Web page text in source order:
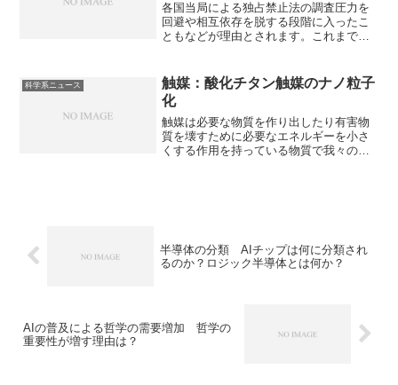
各国当局による独占禁止法の調査圧力を
回避や相互依存を脱する段階に入ったこ
ともなどが理由とされます。これまで独
科学系ニュース
触媒：酸化チタン触媒のナノ粒子
化
触媒は必要な物質を作り出したり有害物
質を壊すために必要なエネルギーを小さ
くする作用を持っている物質で我々の生
半導体の分類 AIチップは何に分類され
るのか？ロジック半導体とは何か？
AIの普及による哲学の需要増加 哲学の
重要性が増す理由は？